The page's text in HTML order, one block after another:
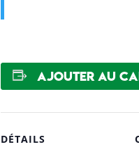
Ajouter au
DÉTAILS